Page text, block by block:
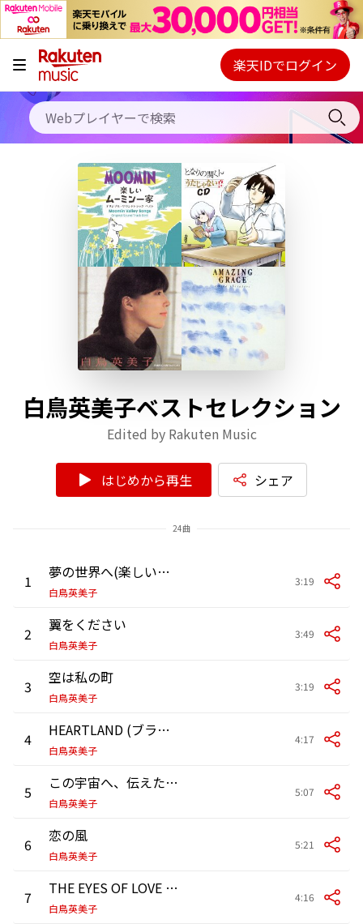
キャンペーン
料金プラン
使い方
初回30日間無料お試し
Webプレイヤー
ご契約内容の確認・変更
楽天IDでログイン
白鳥英美子ベストセレクション
Edited by Rakuten Music
はじめから再生 シェア
24曲
1 夢の世界へ(楽しいムーミン一家)
白鳥英美子
3:19
2 翼をください
白鳥英美子
3:49
3 空は私の町
白鳥英美子
3:19
4 HEARTLAND (ブラームス「弦楽六重奏曲 第一番第二楽章」より)
白鳥英美子
4:17
5 この宇宙へ、伝えたい(楽しいムーミン一家 ムーミン谷の彗星)
白鳥英美子
5:07
6 恋の風
白鳥英美子
5:21
7 THE EYES OF LOVE (ヴェルディの歌劇「運命の力」より)
白鳥英美子
4:16